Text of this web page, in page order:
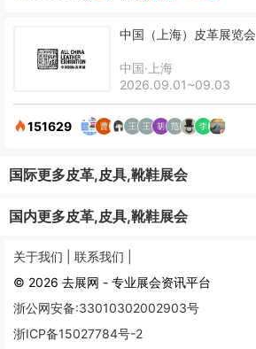
中国（上海）皮革展览会
中国·上海
2026.09.01~09.03
151629
国际更多皮革,皮具,靴鞋展会
国内更多皮革,皮具,靴鞋展会
关于我们 | 联系我们 |
© 2026 去展网 - 专业展会资讯平台
浙公网安备:33010302002903号
浙ICP备15027784号-2